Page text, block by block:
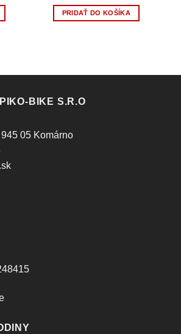
PRIDAŤ DO KOŠÍKA
BIKE S.R.O
05 Komárno